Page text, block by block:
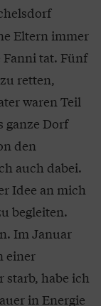
Eltern immer
tat. Fünf
retten,
waren Teil
ganze Dorf
den
auch dabei.
Idee an mich
begleiten.
Im Januar
einer
starb, habe ich
in Energie